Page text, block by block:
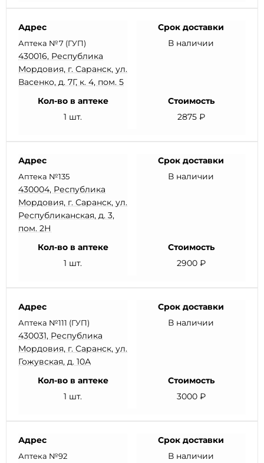
Адрес
Аптека №7 (ГУП)
430016, Республика
Мордовия, г. Саранск, ул.
Васенко, д. 7Г, к. 4, пом. 5
Срок доставки
В наличии
Кол-во в аптеке
1 шт.
Стоимость
2875 ₽
Адрес
Аптека №135
430004, Республика
Мордовия, г. Саранск, ул.
Республиканская, д. 3,
пом. 2Н
Срок доставки
В наличии
Кол-во в аптеке
1 шт.
Стоимость
2900 ₽
Адрес
Аптека №111 (ГУП)
430031, Республика
Мордовия, г. Саранск, ул.
Гожувская, д. 10А
Срок доставки
В наличии
Кол-во в аптеке
1 шт.
Стоимость
3000 ₽
Адрес
Аптека №92
Срок доставки
В наличии